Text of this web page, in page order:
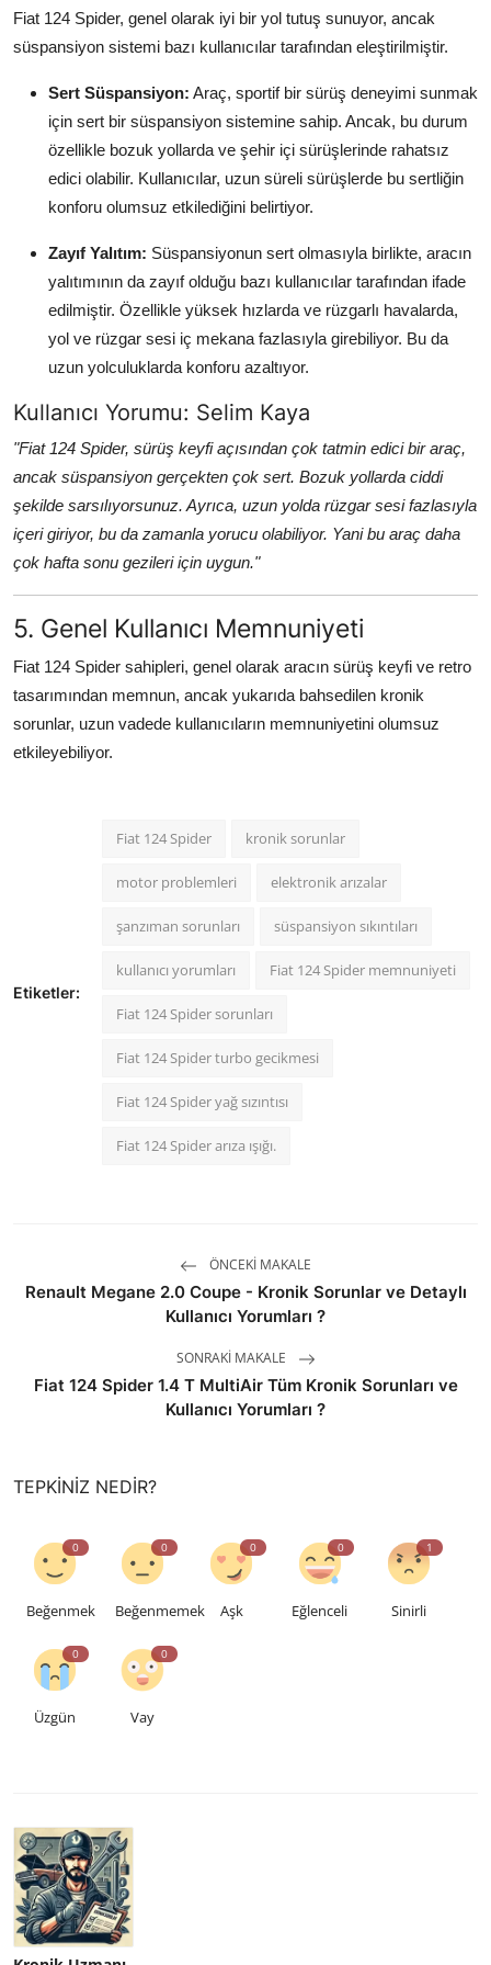
Fiat 124 Spider, genel olarak iyi bir yol tutuş sunuyor, ancak
süspansiyon sistemi bazı kullanıcılar tarafından eleştirilmiştir.
Sert Süspansiyon: Araç, sportif bir sürüş deneyimi sunmak
için sert bir süspansiyon sistemine sahip. Ancak, bu durum
özellikle bozuk yollarda ve şehir içi sürüşlerinde rahatsız
edici olabilir. Kullanıcılar, uzun süreli sürüşlerde bu sertliğin
konforu olumsuz etkilediğini belirtiyor.
Zayıf Yalıtım: Süspansiyonun sert olmasıyla birlikte, aracın
yalıtımının da zayıf olduğu bazı kullanıcılar tarafından ifade
edilmiştir. Özellikle yüksek hızlarda ve rüzgarlı havalarda,
yol ve rüzgar sesi iç mekana fazlasıyla girebiliyor. Bu da
uzun yolculuklarda konforu azaltıyor.
Kullanıcı Yorumu: Selim Kaya
"Fiat 124 Spider, sürüş keyfi açısından çok tatmin edici bir araç,
ancak süspansiyon gerçekten çok sert. Bozuk yollarda ciddi
şekilde sarsılıyorsunuz. Ayrıca, uzun yolda rüzgar sesi fazlasıyla
içeri giriyor, bu da zamanla yorucu olabiliyor. Yani bu araç daha
çok hafta sonu gezileri için uygun."
5. Genel Kullanıcı Memnuniyeti
Fiat 124 Spider sahipleri, genel olarak aracın sürüş keyfi ve retro
tasarımından memnun, ancak yukarıda bahsedilen kronik
sorunlar, uzun vadede kullanıcıların memnuniyetini olumsuz
etkileyebiliyor.
Etiketler:
Fiat 124 Spider kronik sorunlar
motor problemleri elektronik arızalar
şanzıman sorunları süspansiyon sıkıntıları
kullanıcı yorumları Fiat 124 Spider memnuniyeti
Fiat 124 Spider sorunları
Fiat 124 Spider turbo gecikmesi
Fiat 124 Spider yağ sızıntısı
Fiat 124 Spider arıza ışığı.
ÖNCEKI MAKALE
Renault Megane 2.0 Coupe - Kronik Sorunlar ve Detaylı
Kullanıcı Yorumları ?
SONRAKI MAKALE
Fiat 124 Spider 1.4 T MultiAir Tüm Kronik Sorunları ve
Kullanıcı Yorumları ?
TEPKINIZ NEDIR?
0
Beğenmek
0
Beğenmemek
0
Aşk
0
Eğlenceli
1
Sinirli
0
Üzgün
0
Vay